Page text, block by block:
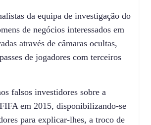
da equipa de investigação do
de negócios interessados em
através de câmaras ocultas,
de jogadores com terceiros
falsos investidores sobre a
em 2015, disponibilizando-se
para explicar-lhes, a troco de